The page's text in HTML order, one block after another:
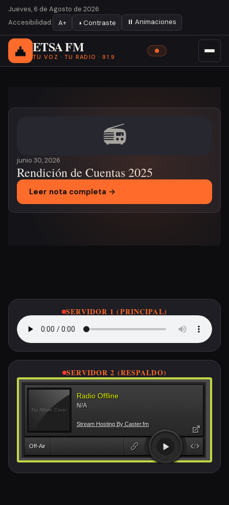
Jueves, 6 de Agosto de 2026
Accesibilidad:
A+ ◑ Contraste ⏸ Animaciones
ETSA FM
TU VOZ · TU RADIO · 91.9
Noticia destacada
📻
junio 30, 2026
Rendición de Cuentas 2025
Leer nota completa →
Escucha ETSA FM en Vivo
SERVIDOR 1 (PRINCIPAL)
SERVIDOR 2 (RESPALDO)